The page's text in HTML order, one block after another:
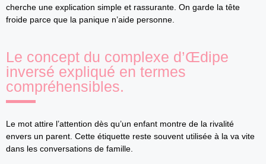
cherche une explication simple et rassurante. On garde la tête
froide parce que la panique n’aide personne.
Le concept du complexe d’Œdipe
inversé expliqué en termes
compréhensibles.
Le mot attire l’attention dès qu’un enfant montre de la rivalité
envers un parent. Cette étiquette reste souvent utilisée à la va vite
dans les conversations de famille.